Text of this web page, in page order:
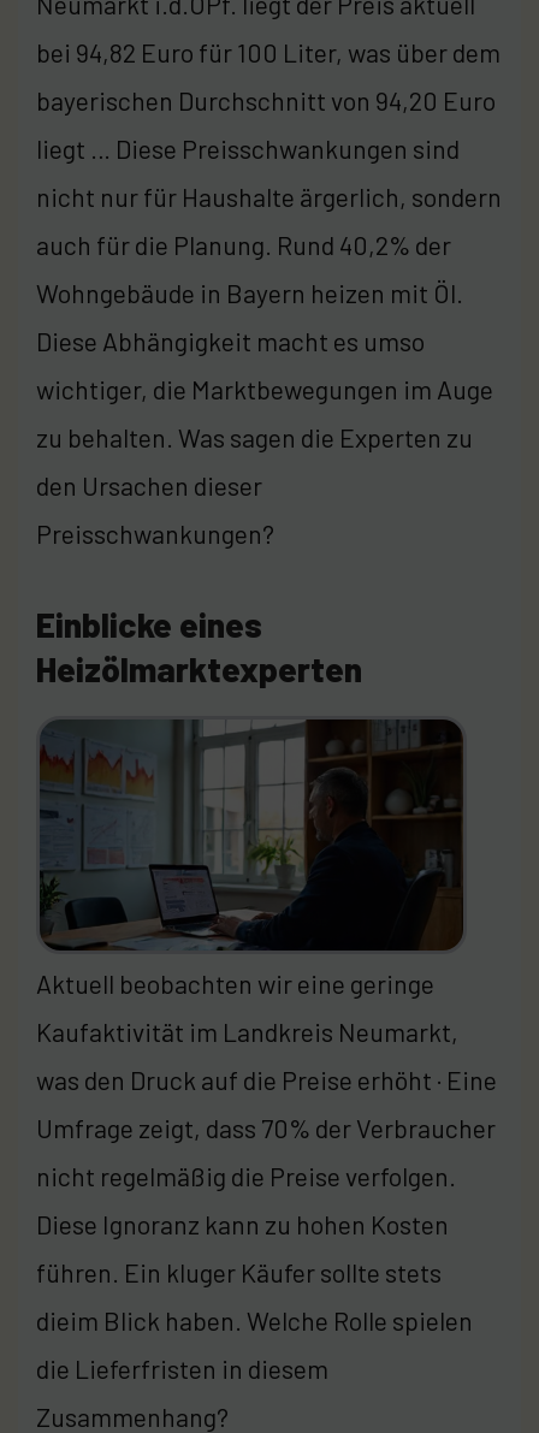
bei 94,82 Euro für 100 Liter, was über dem
bayerischen Durchschnitt von 94,20 Euro
liegt … Diese Preisschwankungen sind
nicht nur für Haushalte ärgerlich, sondern
auch für die Planung. Rund 40,2% der
Wohngebäude in Bayern heizen mit Öl.
Diese Abhängigkeit macht es umso
wichtiger, die Marktbewegungen im Auge
zu behalten. Was sagen die Experten zu
den Ursachen dieser
Preisschwankungen?
Einblicke eines
Heizölmarktexperten
Aktuell beobachten wir eine geringe
Kaufaktivität im Landkreis Neumarkt,
was den Druck auf die Preise erhöht · Eine
Umfrage zeigt, dass 70% der Verbraucher
nicht regelmäßig die Preise verfolgen.
Diese Ignoranz kann zu hohen Kosten
führen. Ein kluger Käufer sollte stets
dieim Blick haben. Welche Rolle spielen
die Lieferfristen in diesem
Zusammenhang?